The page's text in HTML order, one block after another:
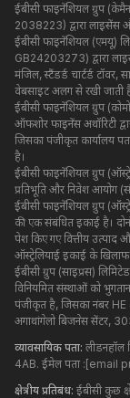
ईबीसी फाइनेंशियल ग्रुप
2038223) द्वारा लाइसेंस
ईबीसी फाइनेंशियल (एमयू)
GB24203273) द्वारा
मंजिल, स्टैंडर्ड चार्टर्ड
वेबसाइट अलग से रखी जाती
ईबीसी फाइनेंशियल ग्रुप
ऑफशोर फाइनेंस अथॉरिटी
जिसका पंजीकृत कार्यालय
है।
ईबीसी फाइनेंशियल ग्रुप
प्रतिभूति और निवेश आयोग
ईबीसी फाइनेंशियल ग्रुप
की एक संबंधित इकाई है।
पेश किए गए वित्तीय उत्पाद
ऑस्ट्रेलियाई इकाई के
ईबीसी ग्रुप (साइप्रस)
विनियमित संस्थाओं को
पंजीकृत है, जिसका नंबर HE
अगाथांगेलो बिजनेस सेंटर,
व्यावसायिक पता: लीडनहॉल
4AB. ईमेल पता : [email
क्षेत्रीय प्रतिबंध: ईबीसी कुछ